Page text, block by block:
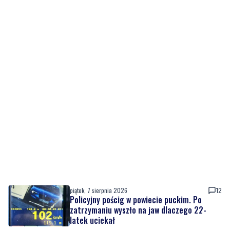
piątek, 7 sierpnia 2026 12
Policyjny pościg w powiecie puckim. Po
zatrzymaniu wyszło na jaw dlaczego 22-
latek uciekał